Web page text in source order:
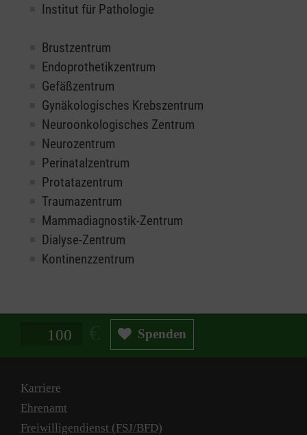
Institut für Pathologie
Brustzentrum
Endoprothetikzentrum
Gefäßzentrum
Gynäkologisches Krebszentrum
Neuroonkologisches Zentrum
Neurozentrum
Perinatalzentrum
Protatazentrum
Traumazentrum
Mammadiagnostik-Zentrum
Dialyse-Zentrum
Kontinenzzentrum
Spendenbetrag in Euro Spenden
Karriere
Ehrenamt
Freiwilligendienst (FSJ/BFD)